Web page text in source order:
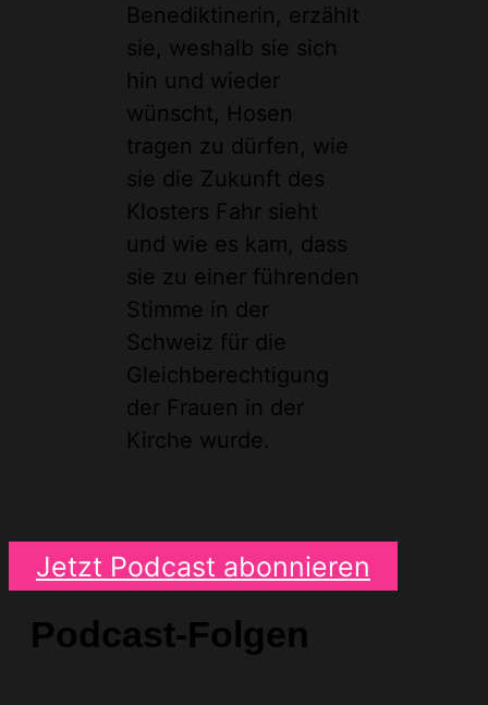
Benediktinerin, erzählt
sie, weshalb sie sich
hin und wieder
wünscht, Hosen
tragen zu dürfen, wie
sie die Zukunft des
Klosters Fahr sieht
und wie es kam, dass
sie zu einer führenden
Stimme in der
Schweiz für die
Gleichberechtigung
der Frauen in der
Kirche wurde.
Jetzt Podcast abonnieren
Podcast-Folgen